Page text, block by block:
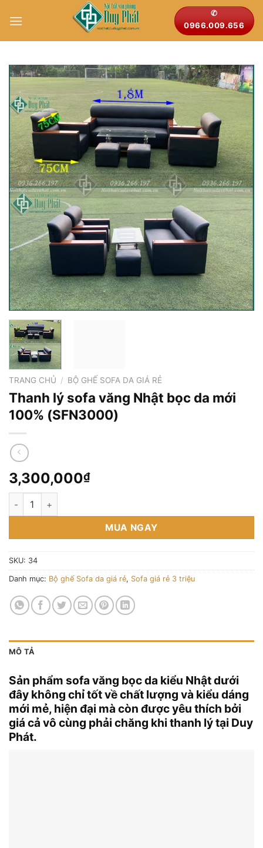
qua
✆
0966.009.656
TRANG CHỦ / BỘ GHẾ SOFA DA GIÁ RẺ
Thanh lý sofa văng Nhật bọc da mới
100% (SFN3000)
3,300,000₫
Thanh lý sofa văng Nhật bọc da mới 100% (SFN3000) số lượng
MUA NGAY
SKU: 34
Danh mục: Bộ ghế Sofa da giá rẻ, Sofa giá rẻ 3 triệu
MÔ TẢ
Sản phẩm sofa văng bọc da kiểu Nhật dưới
đây không chỉ tốt về chất lượng và kiểu dáng
mới mẻ, hiện đại mà còn được yêu thích bởi
giá cả vô cùng phải chăng khi thanh lý tại Duy
Phát.